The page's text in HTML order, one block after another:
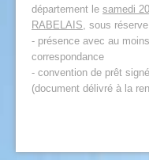
département le samedi
RABELAIS, sous
- présence avec au
correspondance
- convention de prêt
(document délivré à la